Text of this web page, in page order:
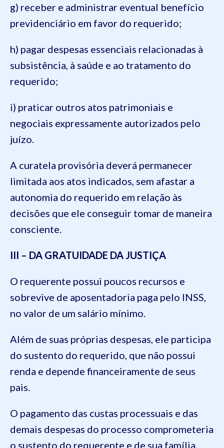
g) receber e administrar eventual benefício
previdenciário em favor do requerido;
h) pagar despesas essenciais relacionadas à
subsistência, à saúde e ao tratamento do
requerido;
i) praticar outros atos patrimoniais e
negociais expressamente autorizados pelo
juízo.
A curatela provisória deverá permanecer
limitada aos atos indicados, sem afastar a
autonomia do requerido em relação às
decisões que ele conseguir tomar de maneira
consciente.
III – DA GRATUIDADE DA JUSTIÇA
O requerente possui poucos recursos e
sobrevive de aposentadoria paga pelo INSS,
no valor de um salário mínimo.
Além de suas próprias despesas, ele participa
do sustento do requerido, que não possui
renda e depende financeiramente de seus
pais.
O pagamento das custas processuais e das
demais despesas do processo comprometeria
o sustento do requerente e de sua família.